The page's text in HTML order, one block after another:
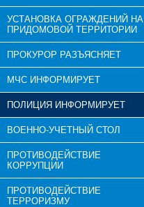
УСТАНОВКА ОГРАЖДЕНИЙ НА
ПРИДОМОВОЙ ТЕРРИТОРИИ
ПРОКУРОР РАЗЪЯСНЯЕТ
МЧС ИНФОРМИРУЕТ
ПОЛИЦИЯ ИНФОРМИРУЕТ
ВОЕННО-УЧЕТНЫЙ СТОЛ
ПРОТИВОДЕЙСТВИЕ
КОРРУПЦИИ
ПРОТИВОДЕЙСТВИЕ
ТЕРРОРИЗМУ